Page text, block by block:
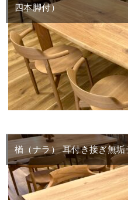
四本脚付）
楢（ナラ） 耳付き接ぎ無